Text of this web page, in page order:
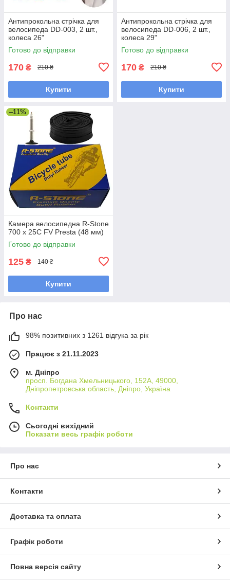
Антипрокольна стрічка для
велосипеда DD-003, 2 шт.,
колеса 26"
Готово до відправки
170 ₴ 210 ₴
Купити
Антипрокольна стрічка для
велосипеда DD-006, 2 шт.,
колеса 29"
Готово до відправки
170 ₴ 210 ₴
Купити
–11%
Камера велосипедна R-Stone
700 x 25С FV Presta (48 мм)
Готово до відправки
125 ₴ 140 ₴
Купити
Про нас
98% позитивних з 1261 відгука за рік
Працює з 21.11.2023
м. Дніпро
просп. Богдана Хмельницького, 152А, 49000,
Дніпропетровська область, Дніпро, Україна
Контакти
Сьогодні вихідний
Показати весь графік роботи
Про нас
Контакти
Доставка та оплата
Графік роботи
Повна версія сайту